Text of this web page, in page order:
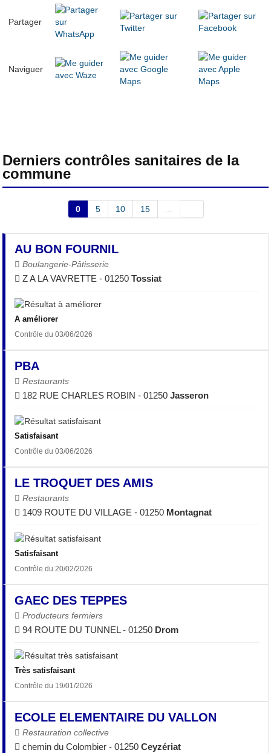
Partager
Naviguer
Derniers contrôles sanitaires de la
commune
0 5 10 15
AU BON FOURNIL
Boulangerie-Pâtisserie
Z A LA VAVRETTE - 01250Tossiat
A améliorer
Contrôle du 03/06/2026
PBA
Restaurants
182 RUE CHARLES ROBIN - 01250Jasseron
Satisfaisant
Contrôle du 03/06/2026
LE TROQUET DES AMIS
Restaurants
1409 ROUTE DU VILLAGE - 01250 Montagnat
Satisfaisant
Contrôle du 20/02/2026
GAEC DES TEPPES
Producteurs fermiers
94 ROUTE DU TUNNEL - 01250 Drom
Très satisfaisant
Contrôle du 19/01/2026
ECOLE ELEMENTAIRE DU VALLON
Restauration collective
chemin du Colombier - 01250Ceyzériat